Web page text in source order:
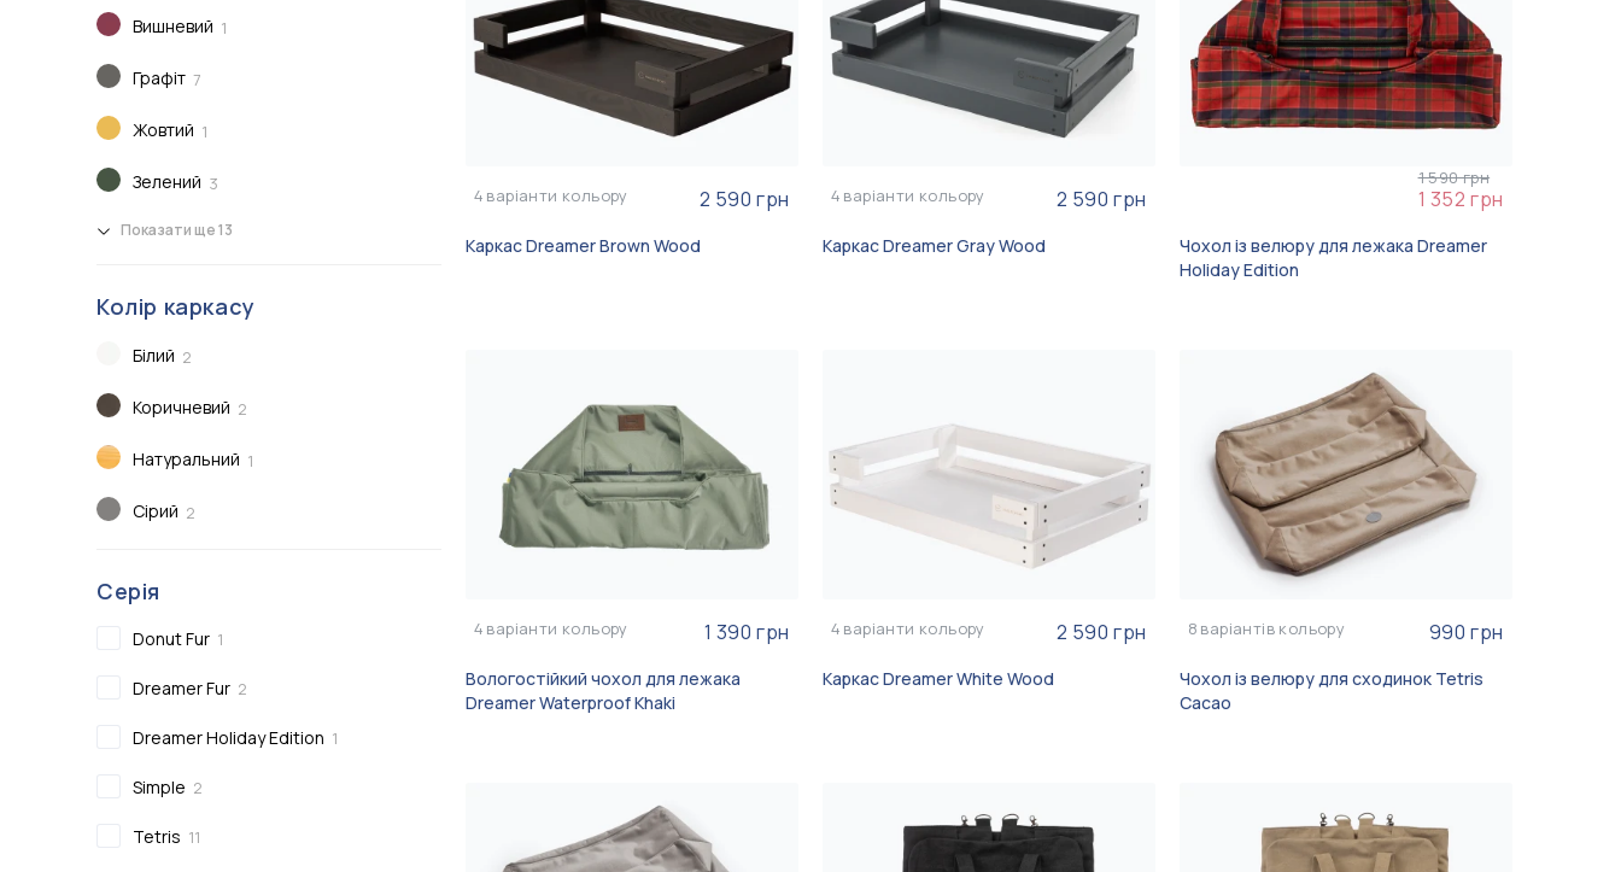
Вишневий 1
Графіт 7
Жовтий 1
Зелений 3
Показати ще 13
Колір каркасу
Білий 2
Коричневий 2
Натуральний 1
Сірий 2
Серія
Donut Fur 1
Dreamer Fur 2
Dreamer Holiday Edition 1
Simple 2
Tetris 11
4 варіанти кольору 2 590 грн
Каркас Dreamer Brown Wood
4 варіанти кольору 2 590 грн
Каркас Dreamer Gray Wood
1 590 грн
1 352 грн
Чохол із велюру для лежака Dreamer
Holiday Edition
4 варіанти кольору 1 390 грн
Вологостійкий чохол для лежака
Dreamer Waterproof Khaki
4 варіанти кольору 2 590 грн
Каркас Dreamer White Wood
8 варіантів кольору 990 грн
Чохол із велюру для сходинок Tetris
Cacao